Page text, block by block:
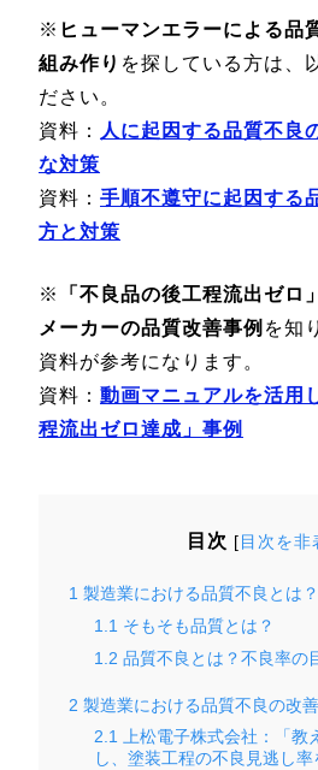
※ ヒューマンエラーによる品
組み作り を探している方は、
ださい。
資料：
人に起因する品質不良
な対策
資料： 手順不遵守に起因する
方と対策
※
「不良品の後工程流出ゼロ
メーカーの品質改善事例 を知
資料が参考になります。
資料： 動画マニュアルを活用
程流出ゼロ達成」事例
目次 [目次を非
1 製造業における品質不良とは？
1.1 そもそも品質とは？
1.2 品質不良とは？不良率の
2 製造業における品質不良の改
2.1 上松電子株式会社：「教
し、塗装工程の不良見逃し